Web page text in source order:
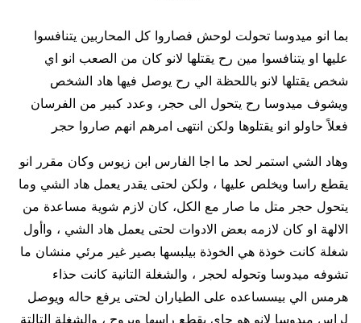
بما انو ميدوسا تحولت لوحش فصاروا كل المحاربين يتنافسوا
عليها او يتنافسوا مين رح يقتلها لانو كان من الصعب انو اي
شخص يقتلها لانو باللحظة الي رح يوصل فيها هاد الشخص
ويشوف ميدوسا رح يتحول الى حجر، وعدد كبير من الفرسان
فعلاً حاولو انو يقتلوها ولكن انتهى امرهم انهم صاروا حجر
وهاد الشي استمر لحد ما اجا الفارس ابن زيوس وكان مقرر انو
يقطع راسا ويخلص عليها ، ولكن لحتى يقدر يعمل هاد الشي وما
يتحول حجر متل ما صار مع الكل، كان لازم شوية مساعدة من
الالهة او كان لازمه بعض الادوات لحتى يعمل هاد الشي ، واأول
شغلة كانت خوذة هي الخوذة بيلبسها بصير غير مرئي منشان ما
تشوفه ميدوسا وتحوله لحجر ، والشغلة التانية كانت حذاء
هرمس الي بيسساعده على الطياران لحتى يرفع حاله ويوصل
لراس ميدوسا لانو هو جاي يقطع راسها ويروح ، والشغلة التالتة